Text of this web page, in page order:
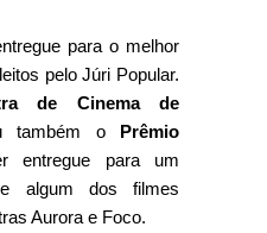
para o melhor
pelo Júri Popular.
de Cinema de
também o Prêmio
entregue para um
algum dos filmes
Aurora e Foco.